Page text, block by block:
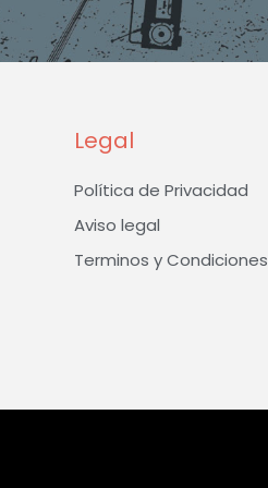
o
k
-
r
a
m
r
Legal
Política de Privacidad
Aviso legal
Terminos y Condiciones